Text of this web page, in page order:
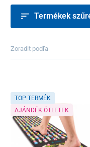
Termékek
Zoradit podľa
TOP TERMÉK
AJÁNDÉK ÖTLETEK